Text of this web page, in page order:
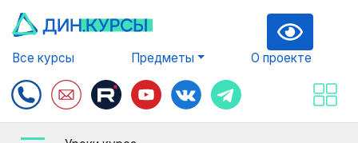
Все курсы Предметы О проекте